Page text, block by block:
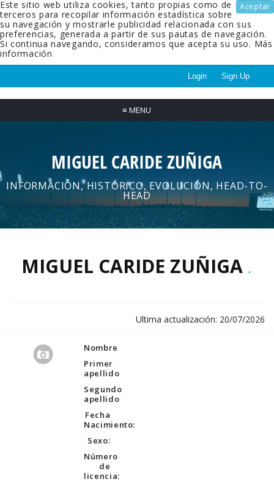
Aceptar
Este sitio web utiliza cookies, tanto propias como de
terceros para recopilar información estadística sobre
su navegación y mostrarle publicidad relacionada con sus
preferencias, generada a partir de sus pautas de navegación.
Si continua navegando, consideramos que acepta su uso. Más
información
Login Sign Up
≡ MENU
MIGUEL CARIDE ZUÑIGA
INFORMACIÓN, HISTÓRICO, EVOLUCIÓN, HEAD-TO-
HEAD
MIGUEL CARIDE ZUÑIGA .
Ultima actualización: 20/07/2026
Nombre
Primer
apellido
Segundo
apellido
Fecha
Nacimiento:
Sexo:
Número
de
licencia: